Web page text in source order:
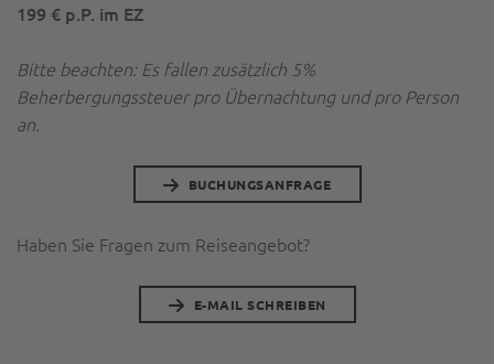
199 € p.P. im EZ
Bitte beachten: Es fallen zusätzlich 5%
Beherbergungssteuer pro Übernachtung und pro Person
an.
BUCHUNGSANFRAGE
Haben Sie Fragen zum Reiseangebot?
E-MAIL SCHREIBEN